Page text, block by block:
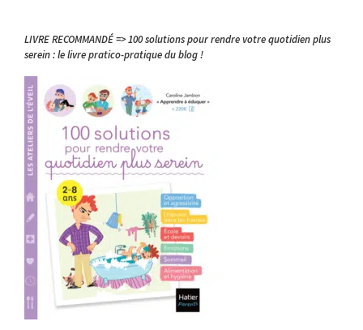
LIVRE RECOMMANDÉ => 100 solutions pour rendre votre quotidien plus
serein : le livre pratico-pratique du blog !